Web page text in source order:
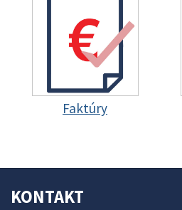
Faktúry
KONTAKT